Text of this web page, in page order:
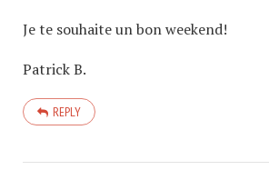
Je te souhaite un bon weekend!
Patrick B.
REPLY